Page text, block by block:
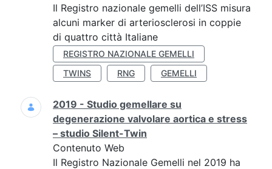
Il Registro nazionale gemelli dell’ISS misura
alcuni marker di arteriosclerosi in coppie
di quattro città Italiane
REGISTRO NAZIONALE GEMELLI
TWINS
RNG GEMELLI
2019 - Studio gemellare su
degenerazione valvolare aortica e stress
– studio Silent-Twin
Contenuto Web
Il Registro Nazionale Gemelli nel 2019 ha